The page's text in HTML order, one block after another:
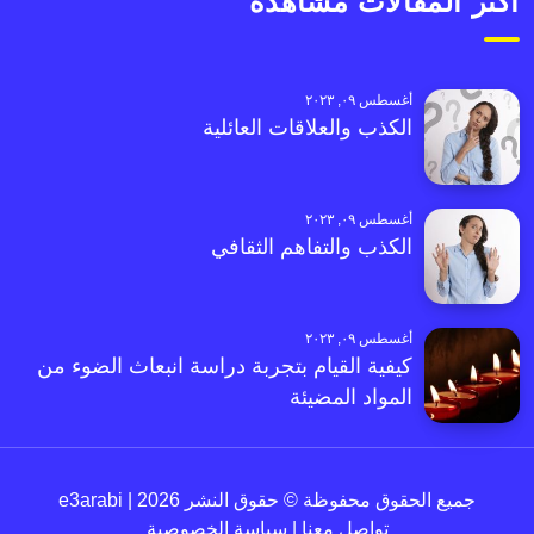
أغسطس ٠٩, ٢٠٢٣
الكذب والعلاقات العائلية
أغسطس ٠٩, ٢٠٢٣
الكذب والتفاهم الثقافي
أغسطس ٠٩, ٢٠٢٣
كيفية القيام بتجربة دراسة انبعاث الضوء من
المواد المضيئة
جميع الحقوق محفوظة © حقوق النشر 2026 | e3arabi
تواصل معنا
سياسة الخصوصية